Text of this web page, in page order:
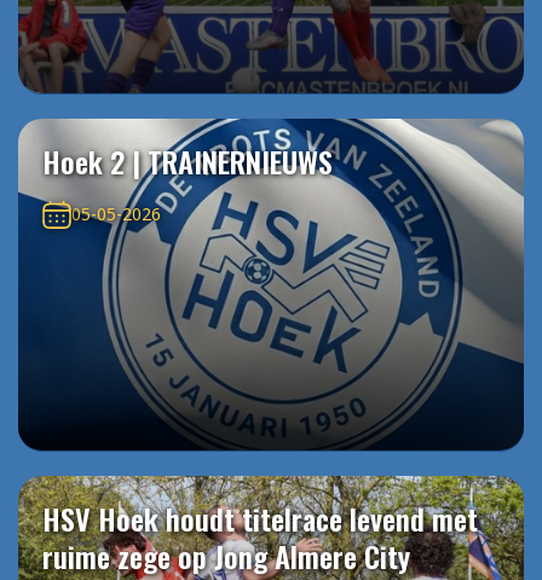
Hoek 2 | TRAINERNIEUWS
05-05-2026
HSV Hoek houdt titelrace levend met
ruime zege op Jong Almere City